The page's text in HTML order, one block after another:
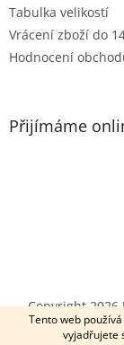
Tento web
vyjadřujete
Tabulka velikostí
Vrácení zboží do
Hodnocení
Přijímáme
Copyright 2026